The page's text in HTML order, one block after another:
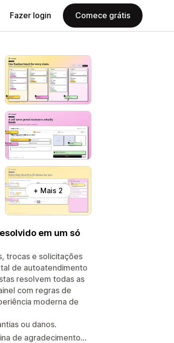
Fazer login Comece grátis
+ Mais 2
em um só
trocas e solicitações
de autoatendimento
resolvem todas as
com regras de
moderna de
ou danos.
de agradecimento...